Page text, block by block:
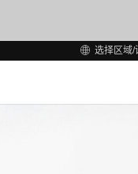
选择区域/